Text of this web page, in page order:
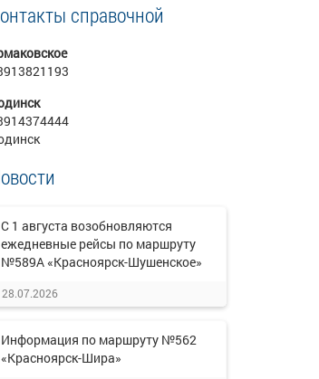
справочной
С 1 августа возобновляются
ежедневные рейсы по маршруту
№589А «Красноярск-Шушенское»
28.07.2026
Информация по маршруту №562
«Красноярск-Шира»